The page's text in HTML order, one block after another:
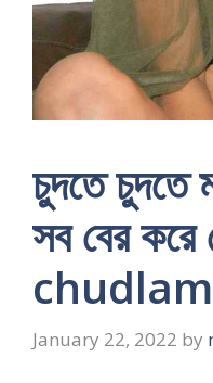
চুদতে চুদতে
সব বের
chudlam
January 22, 2022 by